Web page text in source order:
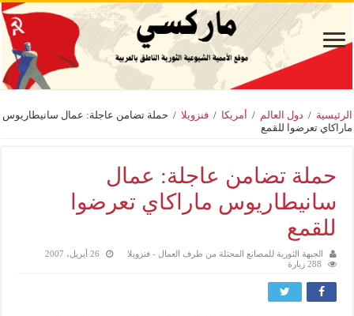
الرئيسية / دول العالم / أمريكا / فنزويلا / حملة تضامن عاجلة: عمال سانيطاريوس
ماراكاي تعرضوا للقمع
حملة تضامن عاجلة: عمال
سانيطاريوس ماراكاي تعرضوا
للقمع
الجبهة الثورية للمصانع المحتلة من طرف العمال - فنزويلا
26 أبريل، 2007
288 زيارة